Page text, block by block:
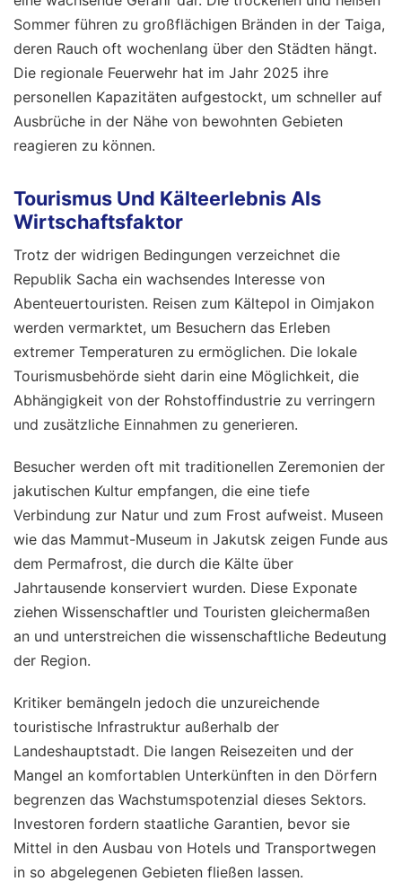
Sommer führen zu großflächigen Bränden in der Taiga,
deren Rauch oft wochenlang über den Städten hängt.
Die regionale Feuerwehr hat im Jahr 2025 ihre
personellen Kapazitäten aufgestockt, um schneller auf
Ausbrüche in der Nähe von bewohnten Gebieten
reagieren zu können.
Tourismus Und Kälteerlebnis Als
Wirtschaftsfaktor
Trotz der widrigen Bedingungen verzeichnet die
Republik Sacha ein wachsendes Interesse von
Abenteuertouristen. Reisen zum Kältepol in Oimjakon
werden vermarktet, um Besuchern das Erleben
extremer Temperaturen zu ermöglichen. Die lokale
Tourismusbehörde sieht darin eine Möglichkeit, die
Abhängigkeit von der Rohstoffindustrie zu verringern
und zusätzliche Einnahmen zu generieren.
Besucher werden oft mit traditionellen Zeremonien der
jakutischen Kultur empfangen, die eine tiefe
Verbindung zur Natur und zum Frost aufweist. Museen
wie das Mammut-Museum in Jakutsk zeigen Funde aus
dem Permafrost, die durch die Kälte über
Jahrtausende konserviert wurden. Diese Exponate
ziehen Wissenschaftler und Touristen gleichermaßen
an und unterstreichen die wissenschaftliche Bedeutung
der Region.
Kritiker bemängeln jedoch die unzureichende
touristische Infrastruktur außerhalb der
Landeshauptstadt. Die langen Reisezeiten und der
Mangel an komfortablen Unterkünften in den Dörfern
begrenzen das Wachstumspotenzial dieses Sektors.
Investoren fordern staatliche Garantien, bevor sie
Mittel in den Ausbau von Hotels und Transportwegen
in so abgelegenen Gebieten fließen lassen.